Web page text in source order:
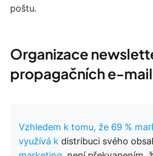
poštu.
Organizace
propagačních e-
Vzhledem k tomu, že 69 %
využívá k distribuci svého